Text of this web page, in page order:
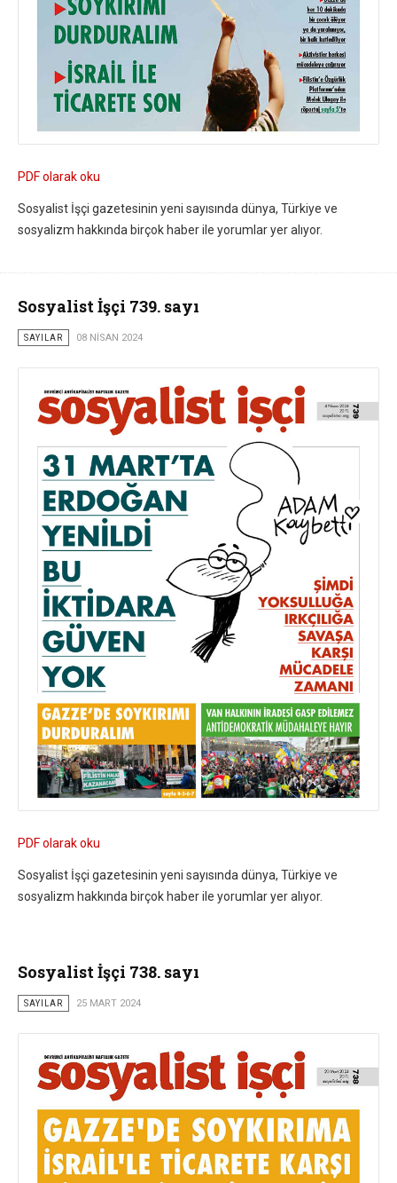
PDF olarak oku
Sosyalist İşçi gazetesinin yeni sayısında dünya, Türkiye ve
sosyalizm hakkında birçok haber ile yorumlar yer alıyor.
Sosyalist İşçi 739. sayı
SAYILAR 08 NISAN 2024
PDF olarak oku
Sosyalist İşçi gazetesinin yeni sayısında dünya, Türkiye ve
sosyalizm hakkında birçok haber ile yorumlar yer alıyor.
Sosyalist İşçi 738. sayı
SAYILAR 25 MART 2024